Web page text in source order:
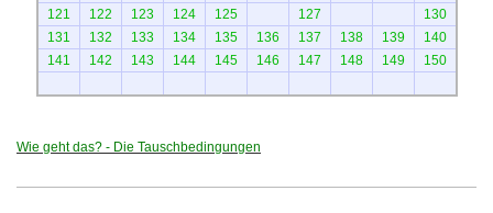
121
122 123 124 125 127
130
131
132 133 134 135 136 137 138 139
140
141
142 143 144 145 146 147 148 149 150
Wie geht das? - Die Tauschbedingungen